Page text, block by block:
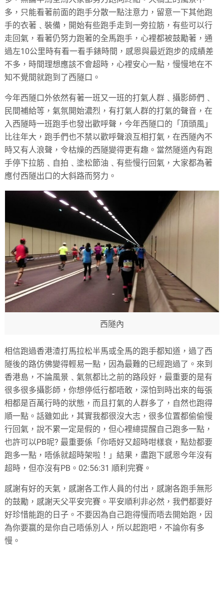
多，只能看著前面的跑手分散一點注意力，留意一下其他跑
手的衣著﹑裝備，開始有些跑手走到一旁拉筋，有些可以行
走回氣，看著仍努力跑著的全馬跑手，心裡都被鼓勵著，通
過左10公里時有看一看手錶時間，感恩與最近跑步的成績差
不多，時間理想應該不會超時，心裡安心一點，慢慢地在不
知不覺間就跑到了西隧口。
今年西隧口外依然有著一班又一班的打氣人群﹑攝影師們﹑
民間補給等，氣氛開始濃烈，有打氣人群的打氣的聲音，在
入西隧時一班跑手也發出歡呼聲，今年西隧口的「頂頭風」
比往年大，跑手們也不禁以歡呼聲浪互相打氣，在西隧內不
時又有人浪聲，令枯燥的西隧變得更有趣。當然隧道內有跑
手停下拉筋﹑自拍﹑塗松節油﹑有些慢行回氣，大家都為著
應付西隧出口的大斜路而努力。
西隧內
相信跑過香港渣打馬拉松半馬或全馬的跑手都知道，過了西
隧後的路仿佛變得輕易一點，因為最難的已經跑過了。來到
香港島，不論風景﹑氣氛都比之前的路段好，最重要的是有
很多很多攝影師，你想停低行都唔敢，深怕到時出來的每張
相都是百萬行時的狀態，而且打氣的人群多了，自然也跑得
順一點。話雖如此，其實我都很沒大志，很多位置都偷偷慢
行回氣，說不累一定是假的，但心裡總提醒自己跑多一點，
也許可以PB呢? 最重要係「你唔好又超時咁樣衰，點攰都要
跑多一點，唔係就超時架啦！」結果，盡跑下感恩今年沒有
超時，但亦沒有PB。02:56:31 順利完賽。
感謝有好的天氣，感謝各工作人員的付出，感謝各跑手無形
的鼓勵，感謝天父平安完賽。平安順利非必然，我們都要好
好珍惜能跑的日子。不要因為自己跑得慢而唔去開始跑，因
為你要嬴的是你自己唔係別人，所以起跑吧，不論你有多
慢。